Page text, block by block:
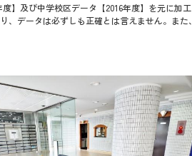
】及び中学校区データ【2016年度】を元に加工
データは必ずしも正確とは言えません。また、